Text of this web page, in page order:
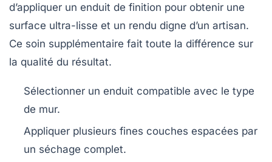
d’appliquer un enduit de finition pour obtenir une
surface ultra-lisse et un rendu digne d’un artisan.
Ce soin supplémentaire fait toute la différence sur
la qualité du résultat.
Sélectionner un enduit compatible avec le type
de mur.
Appliquer plusieurs fines couches espacées par
un séchage complet.